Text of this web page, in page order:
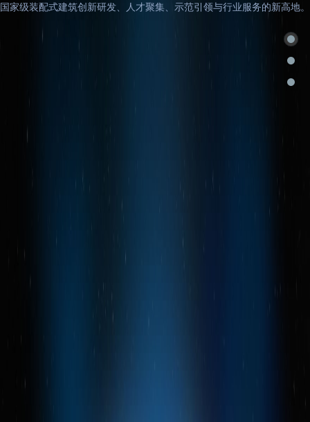
家级装配式建筑创新研发、人才聚集、示范引领与行业服务的新高地。